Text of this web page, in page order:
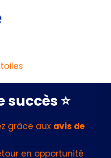
⭐
grâce aux avis de
en opportunité